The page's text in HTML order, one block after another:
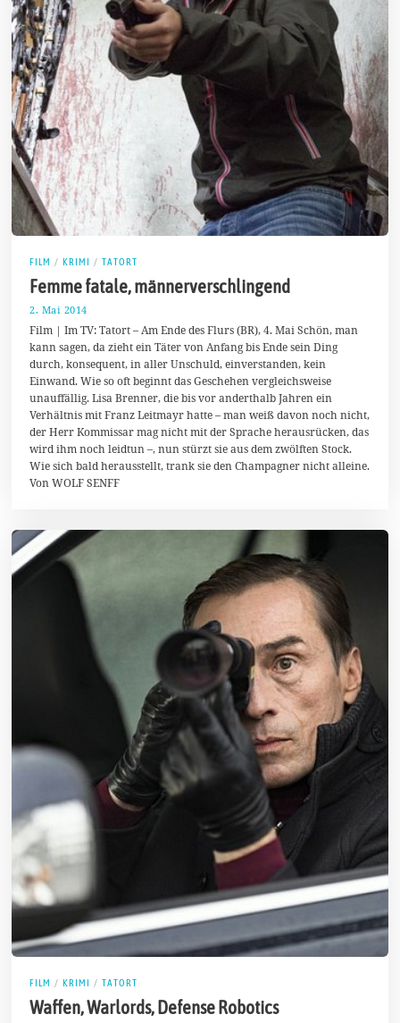
FILM / KRIMI / TATORT
Femme fatale, männerverschlingend
2. Mai 2014
.
M
a
i
2
1
4
Film | Im TV: Tatort – Am Ende des Flurs (BR), 4. Mai Schön, man
kann sagen, da zieht ein Täter von Anfang bis Ende sein Ding
durch, konsequent, in aller Unschuld, einverstanden, kein
Einwand. Wie so oft beginnt das Geschehen vergleichsweise
unauffällig. Lisa Brenner, die bis vor anderthalb Jahren ein
Verhältnis mit Franz Leitmayr hatte – man weiß davon noch nicht,
der Herr Kommissar mag nicht mit der Sprache herausrücken, das
wird ihm noch leidtun –, nun stürzt sie aus dem zwölften Stock.
Wie sich bald herausstellt, trank sie den Champagner nicht alleine.
Von WOLF SENFF
FILM / KRIMI / TATORT
Waffen, Warlords, Defense Robotics